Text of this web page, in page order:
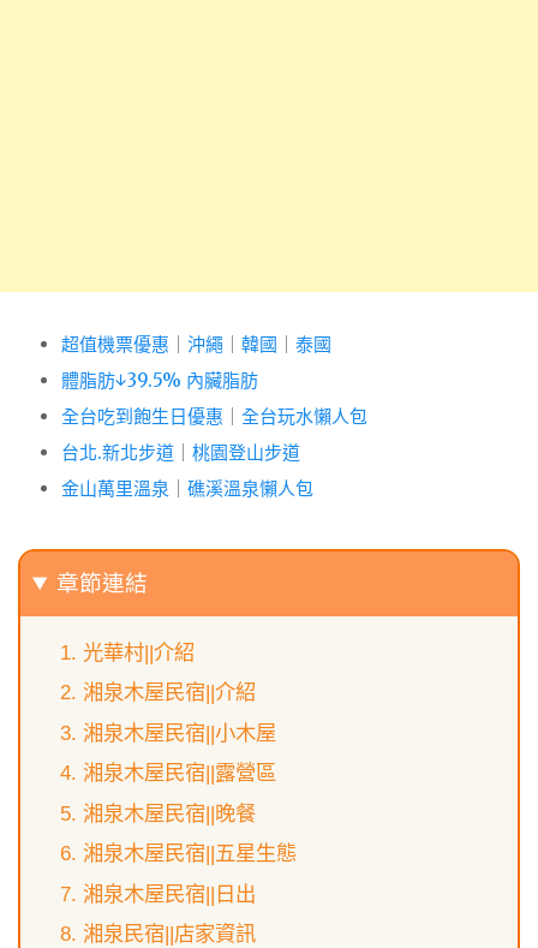
超值機票優惠 沖繩 韓國
泰國
體脂肪↓39.5% 內臟脂肪
全台吃到飽生日優惠
全台玩水懶人包
台北.新北步道
桃園登山步道
金山萬里溫泉
礁溪溫泉懶人包
章節連結
光華村||介紹
湘泉木屋民宿||介紹
湘泉木屋民宿||小木屋
湘泉木屋民宿||露營區
湘泉木屋民宿||晚餐
湘泉木屋民宿||五星生態
湘泉木屋民宿||日出
湘泉民宿||店家資訊